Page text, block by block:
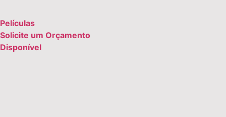
Películas
Solicite um Orçamento
Disponível